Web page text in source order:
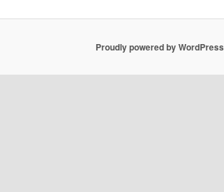
Proudly powered by WordPress